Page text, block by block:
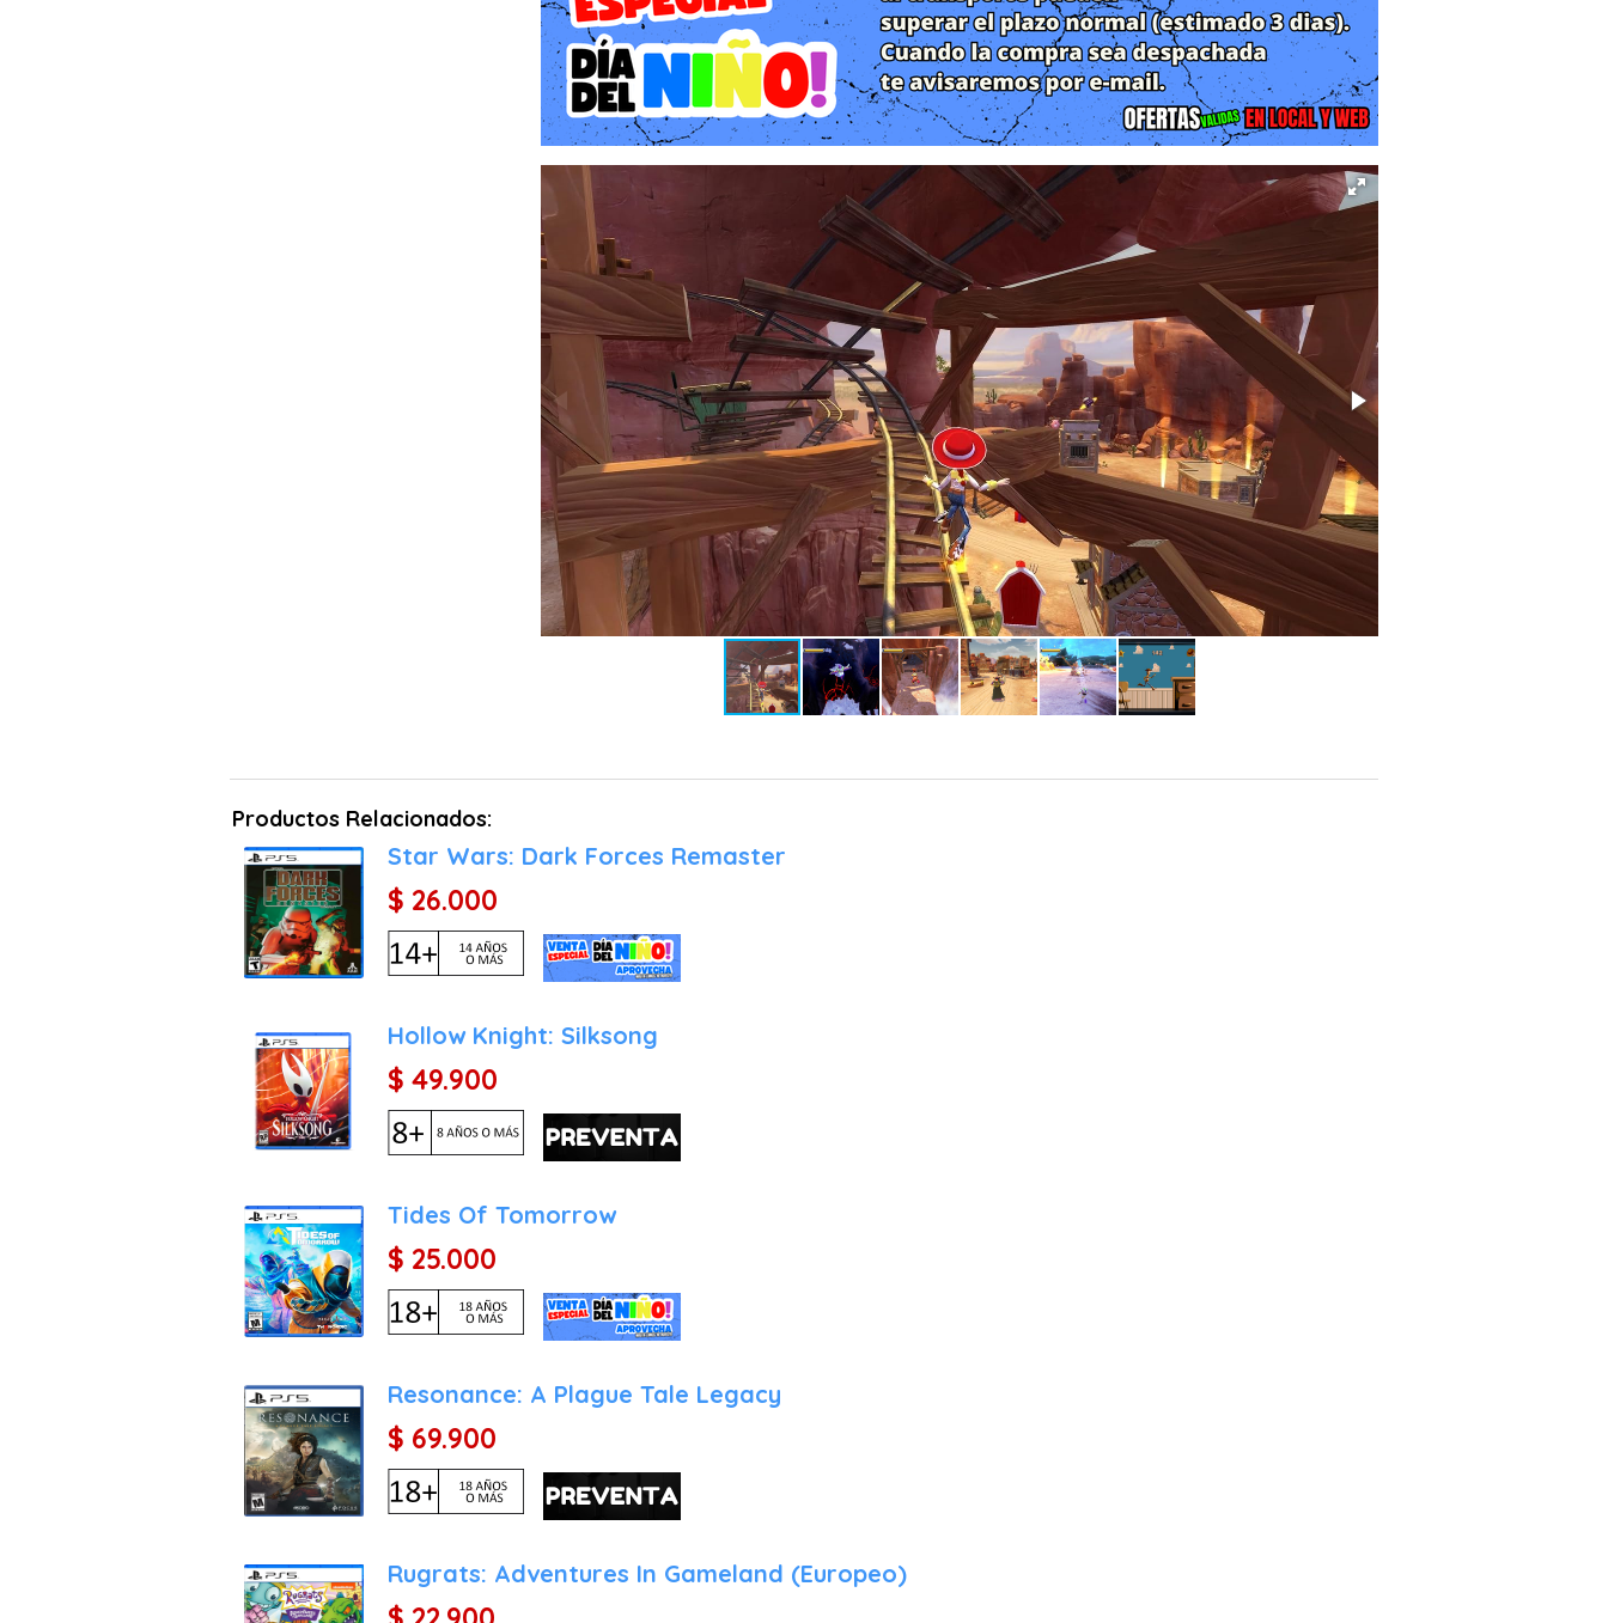
definitiva de una de las mejores y más recordadas aventuras en tres dimensiones de la industria. Un
viaje en el tiempo interactivo que permite revivir la evolución tecnológica del mundo del videojuego
desde las plataformas bidimensionales de los años 90 hasta el mundo abierto tridimensional moderno.
Historia y Contenido: El Baúl de los Juguetes Definitivo
Woody, Buzz Lightyear, Jessie y toda la carismática banda de la habitación de Andy. La magia de este
recopilatorio radica en su dualidad conceptual, dividida en dos grandes bloques que saciarán tanto a
los amantes de lo retro como a los entusiastas de las experiencias contemporáneas de mundo
abierto.
Por un lado, Toy Story: Retro Roundup! nos traslada directamente a las décadas de 1990 y principios
de los 2000. Esta ambiciosa biblioteca preserva un total de 11 versiones de videojuegos clásicos
distribuidos entre ediciones originales para consolas domésticas y plataformas portátiles de la
época. Los jugadores podrán experimentar desde la icónica y exigente primera adaptación de Toy
Story (1995), pasando por la legendaria aventura tridimensional Toy Story 2: Buzz Lightyear to the
Rescue! (1999), el adictivo arcade de velocidad Toy Story Racer (2001), y las batallas espaciales de
Buzz Lightyear of Star Command (2000). Además, como un añadido nostálgico excepcional
directamente extraído de las librerías de Traveller's Tales, la colección incorpora la joya de la
animación A Bug's Life (Bichos: Una aventura en miniatura, 1998), expandiendo el universo de diversión
de Pixar.
Por otro lado, la corona de la experiencia tridimensional la ostenta Toy Story 3 Complete Edition. Esta
sección es una profunda remasterización del aclamado juego original lanzado en 2010. El título cuenta
con una lograda campaña principal que sigue fielmente los acontecimientos de la tercera película
cinematográfica, llevando a los juguetes en una peligrosa odisea de escape desde la guardería
Sunnyside de vuelta al hogar. Sin embargo, su verdadero núcleo de entretenimiento se encuentra en su
simulador de mundo abierto al estilo "sandbox" que permite al jugador convertirse en el sheriff de un
infraestructura de herramientas modernas que adaptan la jugabilidad retro a los estándares
exigentes de PlayStation 5. Para los clásicos integrados en el bloque Retro Roundup!, se han sumado
Sistema de Rebobinado Inmediato: Se acabó la frustración de las plataformas de la vieja escuela. Con
Filtros Visuales y Guías Integradas: El juego añade guías ilustradas que adaptan las instrucciones
Los Trucos de Rex y Modo Práctica: Se incluye la posibilidad de activar códigos clásicos aprobados
guiado para perfeccionar las rutas de los niveles más complejos.
Además, para fomentar las tardes de diversión en casa, este título conserva en su totalidad el modo
Características Técnicas de la Versión para PlayStation 5
Productos Relacionados:
Star Wars: Dark Forces Remaster
$ 26.000
Hollow Knight: Silksong
$ 49.900
Tides Of Tomorrow
$ 25.000
Resonance: A Plague Tale Legacy
$ 69.900
Rugrats: Adventures In Gameland (Europeo)